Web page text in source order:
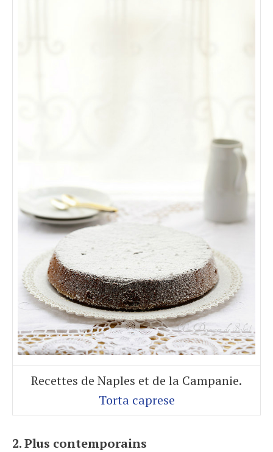
Recettes de Naples et de la Campanie.
Torta caprese
2. Plus contemporains